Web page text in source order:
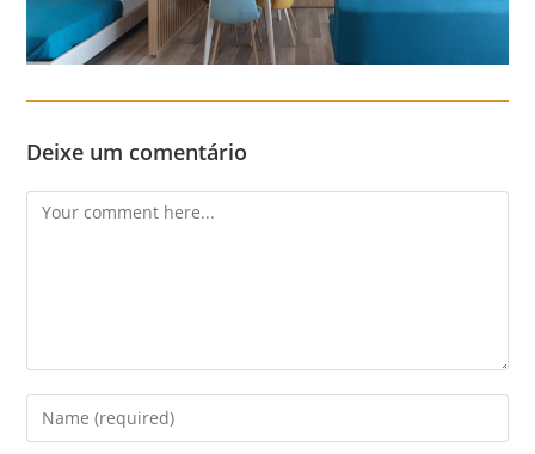
Deixe um comentário
Comment
Enter
your